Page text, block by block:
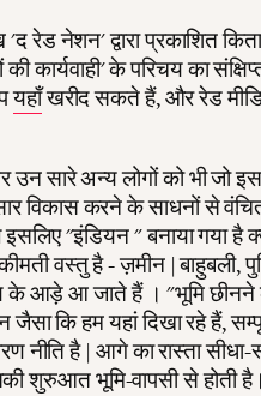
रेड नेशन' द्वारा प्रकाशित
कार्यवाही' के परिचय का
यहाँखरीद सकते हैं, और रेड
उन सारे अन्य लोगों को भी जो
विकास करने के साधनों से
"इंडियन " बनाया गया है
वस्तु है - ज़मीन |
के आड़े आ जाते हैं । "भूमि छीनने
कि हम यहां दिखा रहे हैं,
नीति है | आगे का रास्ता सीधा-
शुरुआत भूमि-वापसी से होती है।